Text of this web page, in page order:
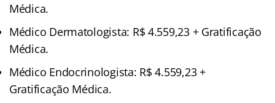
Médica.
Médico Dermatologista: R$ 4.559,23 + Gratificação
Médica.
Médico Endocrinologista: R$ 4.559,23 +
Gratificação Médica.